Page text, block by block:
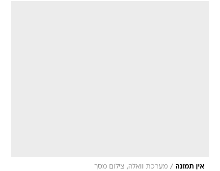
אין תמונה / מערכת וואלה, צילום מסך